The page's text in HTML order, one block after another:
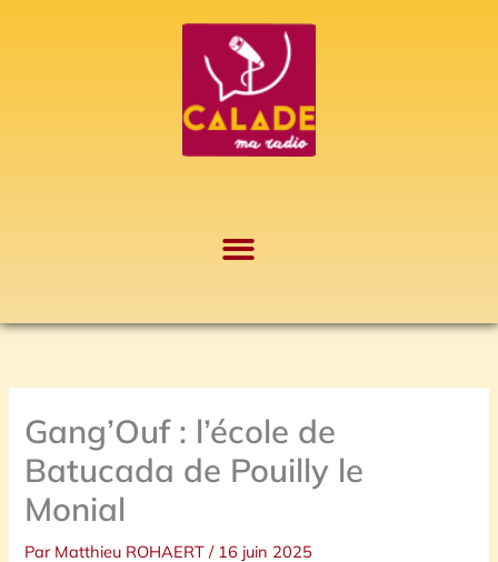
Gang’Ouf : l’école de
Batucada de Pouilly le
Monial
Par Matthieu ROHAERT/ 16 juin 2025